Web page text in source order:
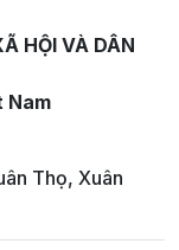
HỘI VÀ DÂN
Nam
Thọ, Xuân